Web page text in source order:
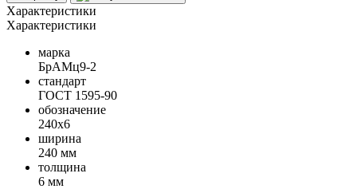
Характеристики
Характеристики
марка
БрАМц9-2
стандарт
ГОСТ 1595-90
обозначение
240х6
ширина
240 мм
толщина
6 мм